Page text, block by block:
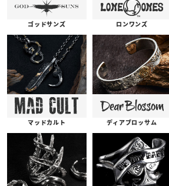
ゴッドサンズ ロンワンズ
マッドカルト ディアブロッサム